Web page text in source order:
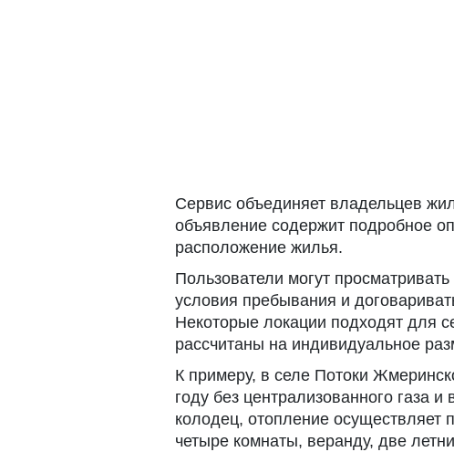
Сервис объединяет владельцев
объявление содержит подробное
расположение жилья.
Пользователи могут
условия пребывания и
Некоторые локации подходят для
рассчитаны на индивидуальное
К примеру, в селе Потоки
году без централизованного газа
колодец, отопление
четыре комнаты, веранду, две